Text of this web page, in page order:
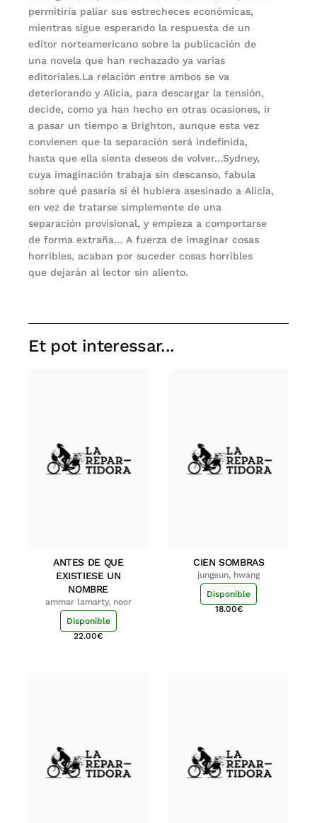
permitiría paliar sus estrecheces económicas,
mientras sigue esperando la respuesta de un
editor norteamericano sobre la publica­ción de
una novela que han rechazado ya varias
editoriales.La relación entre ambos se va
deteriorando y Alicia, para descargar la tensión,
de­cide, como ya han hecho en otras ocasiones, ir
a pasar un tiempo a Brighton, aunque esta vez
convienen que la separación será indefinida,
hasta que ella sienta deseos de volver…Sydney,
cuya imaginación trabaja sin descanso, fabula
sobre qué pasaría si él hubiera asesinado a Alicia,
en vez de tratarse simplemente de una
separación provisional, y empieza a comportarse
de forma extraña… A fuerza de imaginar cosas
horribles, acaban por suceder cosas horribles
que dejarán al lector sin aliento.
Et pot interessar...
ANTES DE QUE
EXISTIESE UN
NOMBRE
ammar lamarty, noor
Disponible
22.00€
CIEN SOMBRAS
jungeun, hwang
Disponible
18.00€